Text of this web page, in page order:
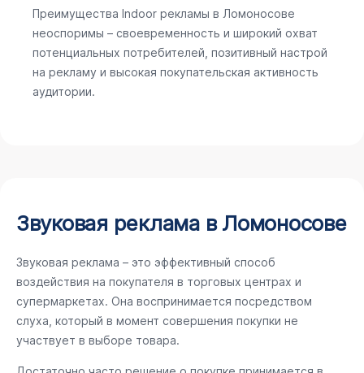
Преимущества Indoor рекламы в Ломоносове
неоспоримы – своевременность и широкий охват
потенциальных потребителей, позитивный настрой
на рекламу и высокая покупательская активность
аудитории.
Звуковая реклама в Ломоносове
Звуковая реклама – это эффективный способ
воздействия на покупателя в торговых центрах и
супермаркетах. Она воспринимается посредством
слуха, который в момент совершения покупки не
участвует в выборе товара.